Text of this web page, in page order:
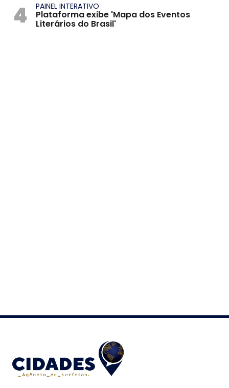
4 PAINEL INTERATIVO
Plataforma exibe 'Mapa dos Eventos
Literários do Brasil'